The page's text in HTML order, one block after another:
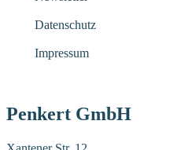
Datenschutz
Impressum
Penkert GmbH